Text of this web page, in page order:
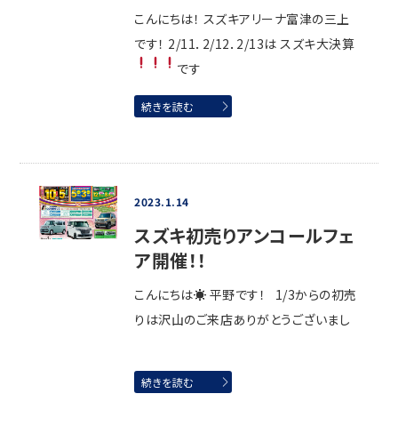
こんにちは！ スズキアリーナ富津の三上
です！ 2/11．2/12．2/13は スズキ大決算
です
続きを読む
2023.1.14
スズキ初売りアンコールフェ
ア開催！！
こんにちは☀ 平野です！ 1/3からの初売
りは沢山のご来店ありがとうございまし
続きを読む